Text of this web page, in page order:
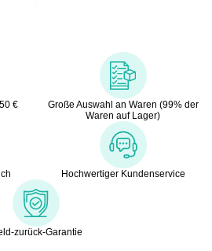
€
Große Auswahl an Waren (99% der
Waren auf Lager)
Hochwertiger Kundenservice
zurück-Garantie